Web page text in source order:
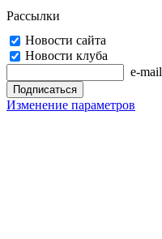
Рассылки
Новости сайта
Новости клуба
e-mail
Изменение параметров